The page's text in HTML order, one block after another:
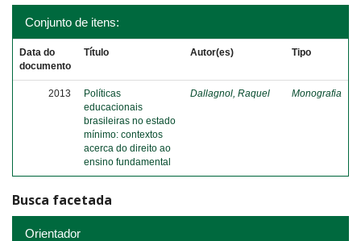
Conjunto de itens:
Data do
documento
Título Autor(es) Tipo
2013
Políticas
educacionais
brasileiras no estado
mínimo: contextos
acerca do direito ao
ensino fundamental
Dallagnol, Raquel Monografia
Busca facetada
Orientador